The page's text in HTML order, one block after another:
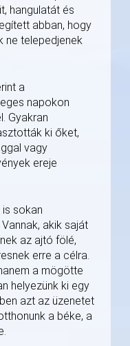
hangulatát és
abban, hogy
ne telepedjenek
a
napokon
Gyakran
ki őket,
vagy
ereje
sokan
akik saját
az ajtó fölé,
erre a célra.
a mögötte
helyezünk ki egy
azt az üzenetet
a béke, a